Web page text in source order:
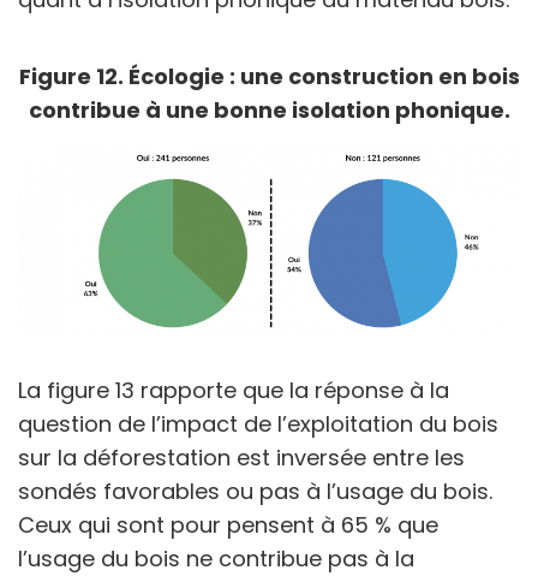
Figure 12. Écologie : une construction en bois
contribue à une bonne isolation phonique.
La figure 13 rapporte que la réponse à la
question de l’impact de l’exploitation du bois
sur la déforestation est inversée entre les
sondés favorables ou pas à l’usage du bois.
Ceux qui sont pour pensent à 65 % que
l’usage du bois ne contribue pas à la